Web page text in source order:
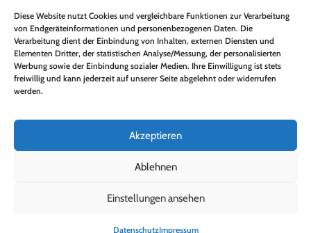
Diese Website nutzt Cookies und vergleichbare Funktionen zur Verarbeitung
von Endgeräteinformationen und personenbezogenen Daten. Die
Verarbeitung dient der Einbindung von Inhalten, externen Diensten und
Elementen Dritter, der statistischen Analyse/Messung, der personalisierten
Werbung sowie der Einbindung sozialer Medien. Ihre Einwilligung ist stets
freiwillig und kann jederzeit auf unserer Seite abgelehnt oder widerrufen
werden.
Akzeptieren
Ablehnen
Einstellungen ansehen
DatenschutzImpressum
Pressemitteilungen
Mitglied werden
Kontakt
Folge uns auf Youtube
Folge uns auf Bluesky